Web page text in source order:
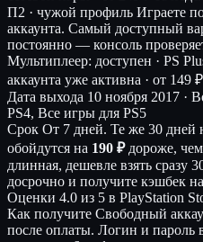
П2 · чужой профиль Играете
аккаунта. Самый доступный
постоянно — консоль
Мультиплеер: доступен · PS
аккаунта уже активна · от 149
Дата выхода 10 ноября 2017 ·
PS4, Все игры для PS5
Срок От 7 дней. Те же 30 дней
обойдутся на 190 ₽дороже,
длинная, дешевле взять сразу
досрочно и получите кэшбек
Оценки 4.0 из 5 в PlayStation
Как получите Свободный
после оплаты. Логин и пароль